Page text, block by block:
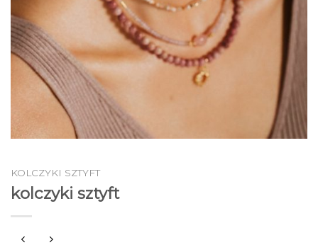
KOLCZYKI SZTYFT
kolczyki sztyft